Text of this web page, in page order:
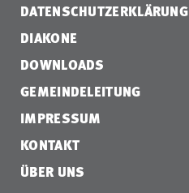
DATENSCHUTZERKLÄRUNG
DIAKONE
DOWNLOADS
GEMEINDELEITUNG
IMPRESSUM
KONTAKT
ÜBER UNS